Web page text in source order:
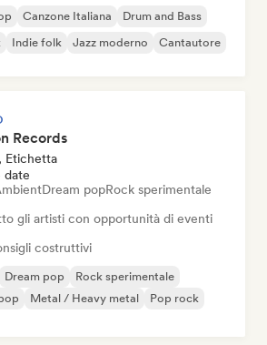
Canzone Italiana
Drum and Bass
Indie folk Jazz moderno Cantautore
Records
Etichetta
date
Dream popRock sperimentale
gli artisti con opportunità di eventi
costruttivi
Dream pop
Rock sperimentale
Metal / Heavy metal
Pop rock